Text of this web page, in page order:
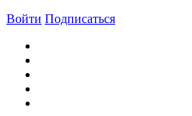
Войти Подписаться